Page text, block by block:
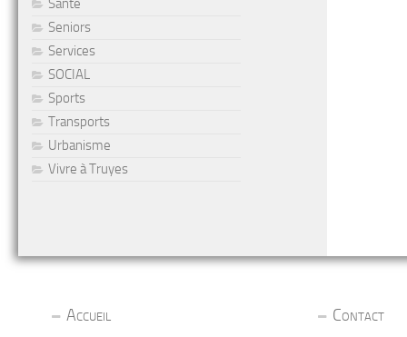
Santé
Seniors
Services
SOCIAL
Sports
Transports
Urbanisme
Vivre à Truyes
Accueil
Contact